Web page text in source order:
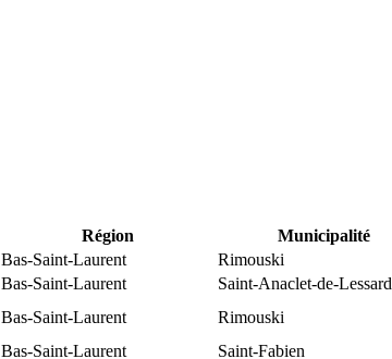
Région Municipalité
Bas-Saint-Laurent
Rimouski
Bas-Saint-Laurent
Saint-Anaclet-de-Lessard
Bas-Saint-Laurent
Rimouski
Bas-Saint-Laurent
Saint-Fabien